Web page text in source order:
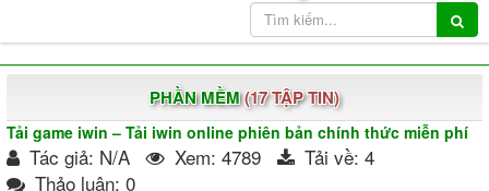
PHẦN MỀM(17 TẬP TIN)
Tải game iwin – Tải iwin online phiên bản chính thức miễn phí
Tác giả: N/A Xem: 4789
Tải về: 4
Thảo luận: 0